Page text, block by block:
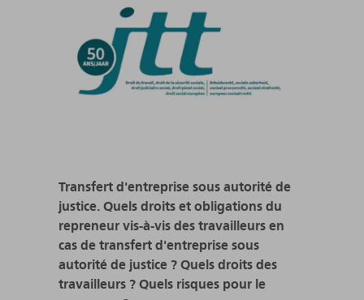
Transfert d'entreprise sous autorité de
justice. Quels droits et obligations du
repreneur vis-à-vis des travailleurs en
cas de transfert d'entreprise sous
autorité de justice ? Quels droits des
travailleurs ? Quels risques pour le